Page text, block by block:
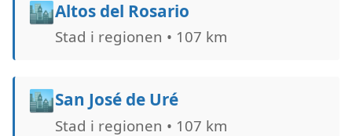
🏙️Altos del Rosario
Stad i regionen • 107 km
🏙️San José de Uré
Stad i regionen • 107 km